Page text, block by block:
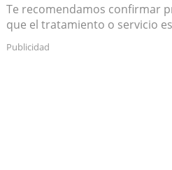
Te recomendamos confirmar
que el tratamiento o servicio
Publicidad